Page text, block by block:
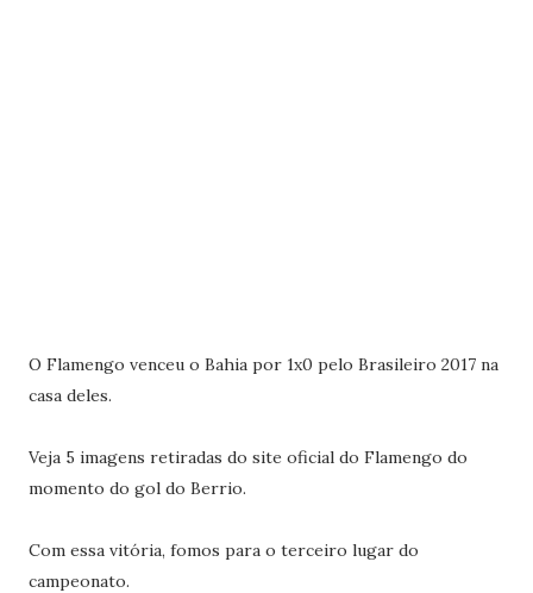
O Flamengo venceu o Bahia por 1x0 pelo Brasileiro 2017 na
casa deles.
Veja 5 imagens retiradas do site oficial do Flamengo do
momento do gol do Berrio.
Com essa vitória, fomos para o terceiro lugar do
campeonato.